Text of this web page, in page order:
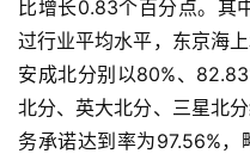
比增长0.83个百分点。其
过行业平均水平，东京海
安成北分别以80%、
北分、英大北分、三星北
务承诺达到率为97.56%